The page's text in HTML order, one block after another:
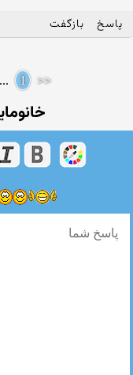
پاسخ بازگفت
<<
1